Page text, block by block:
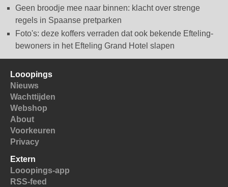
Geen broodje mee naar binnen: klacht over strenge
regels in Spaanse pretparken
Foto's: deze koffers verraden dat ook bekende Efteling-
bewoners in het Efteling Grand Hotel slapen
Looopings
Nieuws
Wachttijden
Webshop
About
Voorkeuren
Privacy
Extern
Looopings-app
RSS-feed